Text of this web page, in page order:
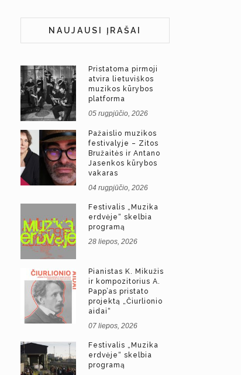
NAUJAUSI ĮRAŠAI
Pristatoma pirmoji
atvira lietuviškos
muzikos kūrybos
platforma
05 rugpjūčio, 2026
Pažaislio muzikos
festivalyje – Zitos
Bružaitės ir Antano
Jasenkos kūrybos
vakaras
04 rugpjūčio, 2026
Festivalis „Muzika
erdvėje“ skelbia
programą
28 liepos, 2026
Pianistas K. Mikužis
ir kompozitorius A.
Papp’as pristato
projektą „Čiurlionio
aidai“
07 liepos, 2026
Festivalis „Muzika
erdvėje“ skelbia
programą